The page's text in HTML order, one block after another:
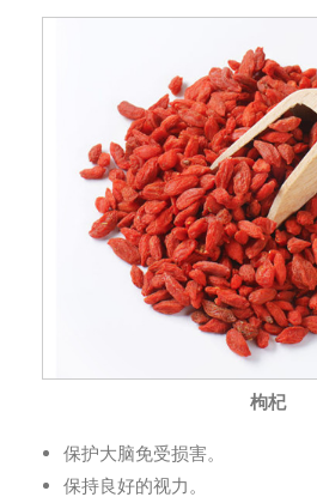
枸杞
保护大脑免受损害。
保持良好的视力。